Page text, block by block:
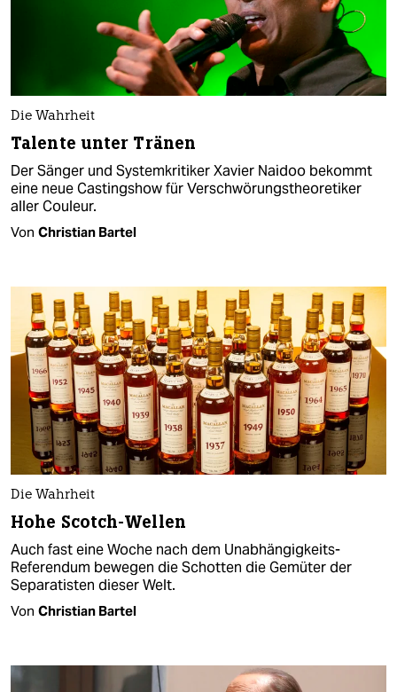
Die Wahrheit
Talente unter Tränen
Der Sänger und Systemkritiker Xavier Naidoo bekommt
eine neue Castingshow für Verschwörungstheoretiker
aller Couleur.
Von Christian Bartel
Die Wahrheit
Hohe Scotch-Wellen
Auch fast eine Woche nach dem Unabhängigkeits-
Referendum bewegen die Schotten die Gemüter der
Separatisten dieser Welt.
Von Christian Bartel